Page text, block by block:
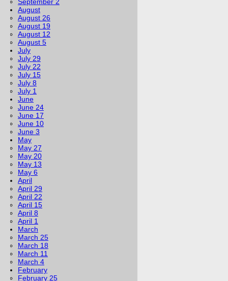
August
August 26
August 19
August 12
August 5
July
July 29
July 22
July 15
July 8
July 1
June
June 24
June 17
June 10
June 3
May
May 27
May 20
May 13
May 6
April
April 29
April 22
April 15
April 8
April 1
March
March 25
March 18
March 11
March 4
February
February 25